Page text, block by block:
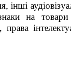
інші
на